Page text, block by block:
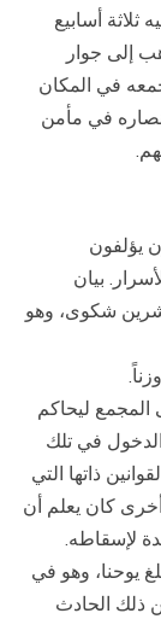
ثلاثة أسابيع
إلى جوار
ليعقد فيها مجمعه في المكان
في مأمن
يؤلفون
بيان
شكوى، وهو
المجمع ليحاكم
في تلك
ذاتها التي
كان يعلم أن
لإسقاطه.
يوحنا، وهو في
ذلك الحادث